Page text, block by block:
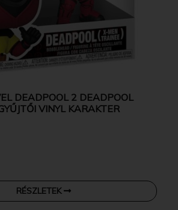
DEADPOOL 2 DEADPOOL
VINYL KARAKTER
RÉSZLETEK